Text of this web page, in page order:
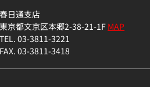
春日通支店
東京都文京区本郷2-38-21-1FMAP
TEL. 03-3811-3221
FAX. 03-3811-3418